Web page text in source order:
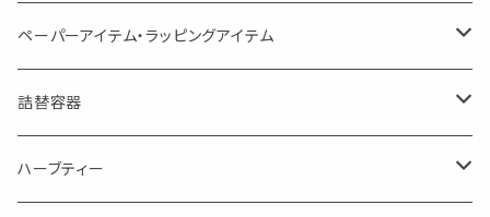
AroMachi アロマチ 町の香り
Mask&Pillow Aroma
ブレンド
ディフューザー
サシェ・香り袋
ハーブティー
シングル
キャンディー
ペーパーアイテム・ラッピングアイテム
シーリングワックス シール
ペーパークリップ
詰替容器
ロールオンボトル
ハーブティー